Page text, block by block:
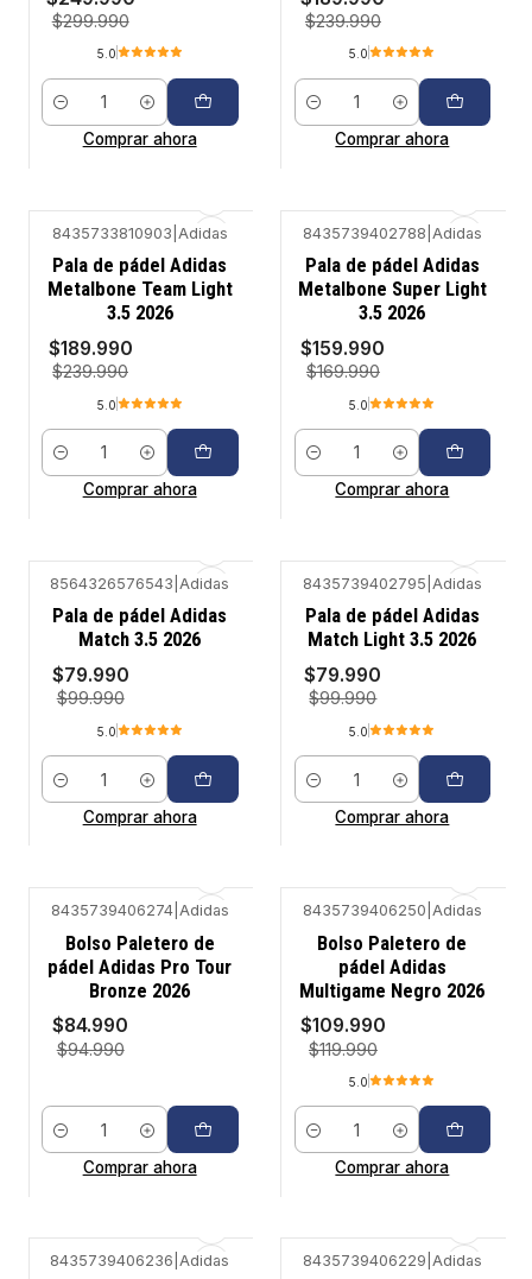
$299.990
5.0
Cantidad
Comprar ahora
$239.990
5.0
Cantidad
Comprar ahora
-21%
8435733810903 Adidas
Pala de pádel Adidas
Metalbone Team Light
3.5 2026
$189.990
$239.990
5.0
Cantidad
Comprar ahora
-6%
8435739402788 Adidas
Pala de pádel Adidas
Metalbone Super Light
3.5 2026
$159.990
$169.990
5.0
Cantidad
Comprar ahora
-20%
8564326576543 Adidas
Pala de pádel Adidas
Match 3.5 2026
$79.990
$99.990
5.0
Cantidad
Comprar ahora
-20%
8435739402795 Adidas
Pala de pádel Adidas
Match Light 3.5 2026
$79.990
$99.990
5.0
Cantidad
Comprar ahora
-11%
8435739406274| Adidas
Bolso Paletero de
pádel Adidas Pro Tour
Bronze 2026
$84.990
$94.990
Cantidad
Comprar ahora
-8%
8435739406250 Adidas
Bolso Paletero de
pádel Adidas
Multigame Negro 2026
$109.990
$119.990
5.0
Cantidad
Comprar ahora
8435739406236 |Adidas 8435739406229 Adidas